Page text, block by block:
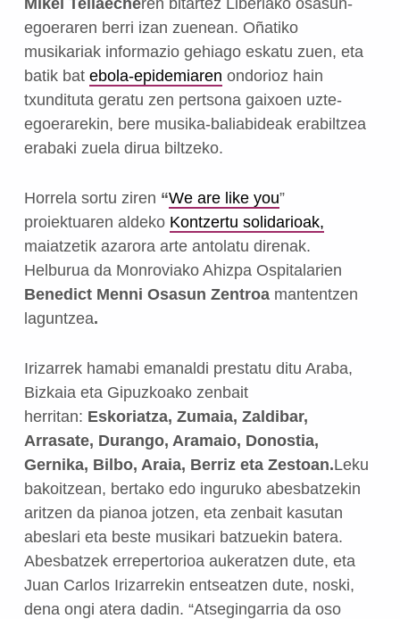
egoeraren berri izan zuenean. Oñatiko
musikariak informazio gehiago eskatu zuen, eta
batik bat ebola-epidemiaren ondorioz hain
txundituta geratu zen pertsona gaixoen uzte-
egoerarekin, bere musika-baliabideak erabiltzea
erabaki zuela dirua biltzeko.
Horrela sortu ziren “We are like you”
proiektuaren aldeko Kontzertu solidarioak,
maiatzetik azarora arte antolatu direnak.
Helburua da Monroviako Ahizpa Ospitalarien
Benedict Menni Osasun Zentroamantentzen
laguntzea.
Irizarrek hamabi emanaldi prestatu ditu Araba,
Bizkaia eta Gipuzkoako zenbait
herritan: Eskoriatza, Zumaia, Zaldibar,
Arrasate, Durango, Aramaio, Donostia,
Gernika, Bilbo, Araia, Berriz eta Zestoan.Leku
bakoitzean, bertako edo inguruko abesbatzekin
aritzen da pianoa jotzen, eta zenbait kasutan
abeslari eta beste musikari batzuekin batera.
Abesbatzek errepertorioa aukeratzen dute, eta
Juan Carlos Irizarrekin entseatzen dute, noski,
dena ongi atera dadin. “Atsegingarria da oso